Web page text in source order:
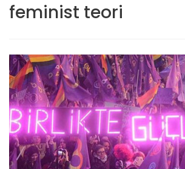
feminist teori